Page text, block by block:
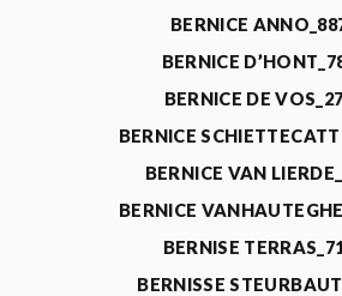
BERNICE
BERNICE
BERNICE DE
BERNICE
BERNICE VAN
BERNICE
BERNISE
BERNISSE